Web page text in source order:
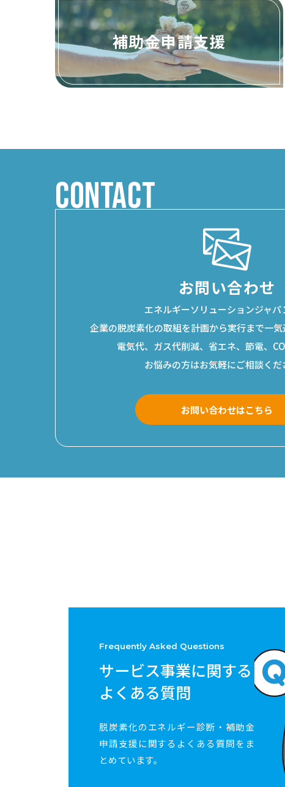
補助金申請支援
CONTACT
お問い合わせ
エネルギーソリューションジャパ
企業の脱炭素化の取組を計画から実行まで一気
電気代、ガス代削減、省エネ、節電、
お悩みの方はお気軽にご相談くだ
お問い合わせはこちら
Frequently Asked Questions
サービス事業に関する
よくある質問
脱炭素化のエネルギー診断・補助金
申請支援に関するよくある質問をま
とめています。